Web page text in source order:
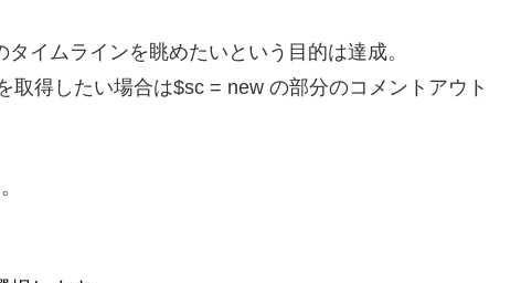
イムラインを眺めたいという目的は達成。
得したい場合は$sc = new の部分のコメントアウト